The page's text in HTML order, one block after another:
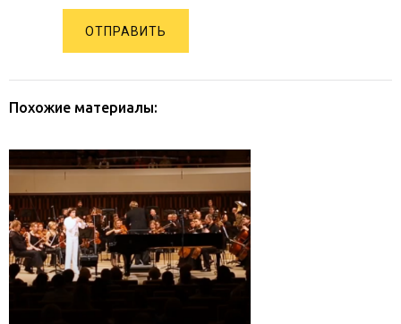
ОТПРАВИТЬ
Похожие материалы: